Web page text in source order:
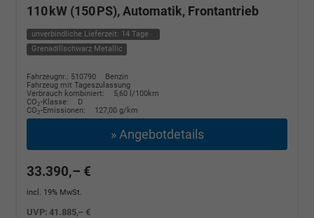
110 kW (150 PS), Automatik, Frontantrieb
unverbindliche Lieferzeit: 14 Tage
Grenadillschwarz Metallic
Fahrzeugnr.: 510790
Benzin
Fahrzeug mit Tageszulassung
Verbrauch kombiniert:
5,60 l/100km
CO2-Klasse:
D
CO2-Emissionen: 127,00 g/km
» Angebotdetails
33.390,– €
incl. 19% MwSt.
UVP:41.885,– €